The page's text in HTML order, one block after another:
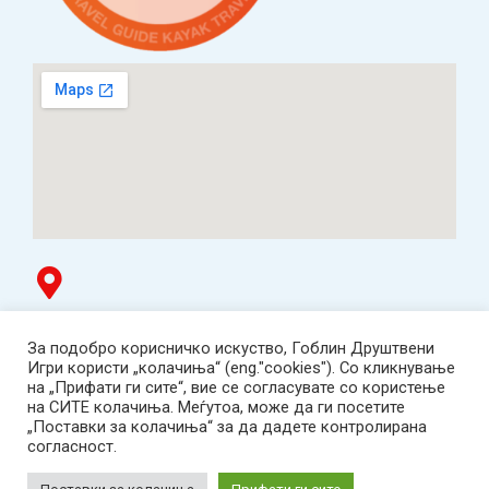
ТЦ Буњаковец - 1. кат, Скопје.
Tел: 078 669 482
Работно време: пон-пет 12:00-19:00 /саб 12:00-17:00
2001-2026 Goblin Games, All Rights Reserved.
Гоблин ДОО, Скопје. Даночен број:
За подобро корисничко искуство, Гоблин Друштвени
Игри користи „колачиња“ (eng."cookies"). Со кликнување
на „Прифати ги сите“, вие се согласувате со користење
на СИТЕ колачиња. Меѓутоа, може да ги посетите
„Поставки за колачиња“ за да дадете контролирана
согласност.